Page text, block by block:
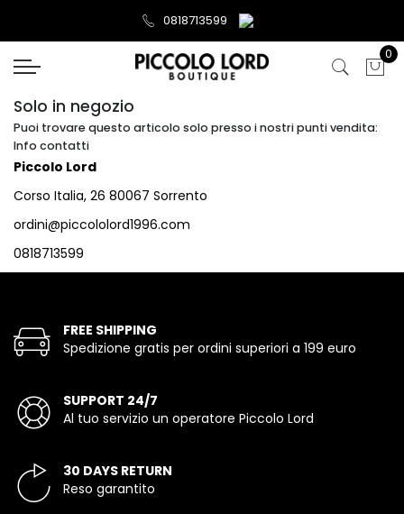
0818713599
0
Solo in negozio
Puoi trovare questo articolo solo presso i nostri punti vendita:
Info contatti
Piccolo Lord
Corso Italia, 26 80067 Sorrento
ordini@piccololord1996.com
0818713599
FREE SHIPPING
Spedizione gratis per ordini superiori a 199 euro
SUPPORT 24/7
Al tuo servizio un operatore Piccolo Lord
30 DAYS RETURN
Reso garantito